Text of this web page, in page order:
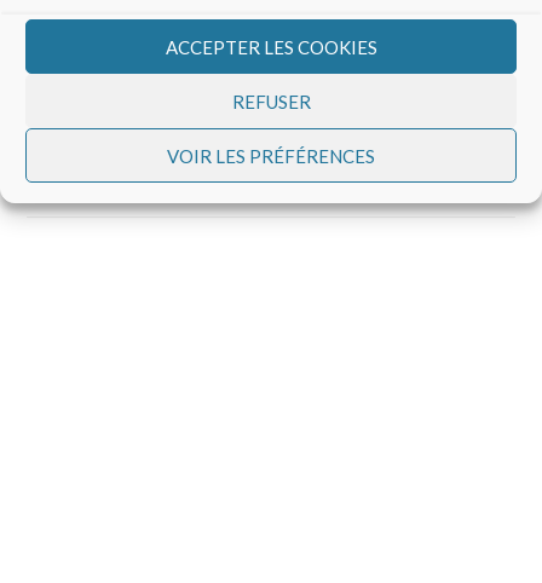
ACCEPTER LES COOKIES
REFUSER
VOIR LES PRÉFÉRENCES
Centre d’ Échanges et de Recherche Géobiologique
d’Auvergne 5, rue du Pré La Reine 63100 Clermont-
Ferrand. 04.73.14.07.82 cerga63@gmail.com
Permanence téléphonique : chaque Lundi de 16H30
à 18H00 (Hors vacances scolaires & jours fériés)